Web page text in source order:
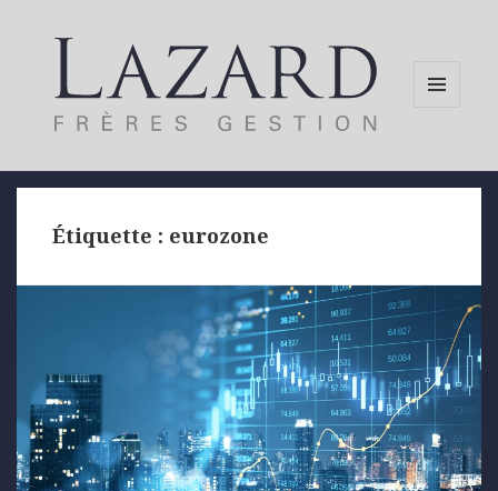
Étiquette : eurozone